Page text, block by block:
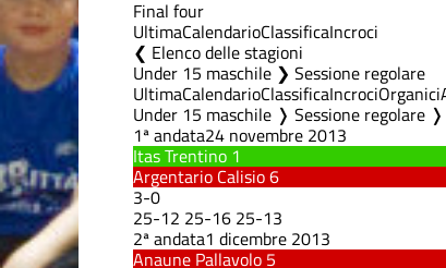
Final four
UltimaCalendarioClassificaIncroci
Elenco delle stagioni
Under 15 maschile ❯ Sessione regolare
UltimaCalendarioClassificaIncrociOrganici
Under 15 maschile ❭ Sessione regolare
1ª andata24 novembre 2013
Itas Trentino 1
Argentario Calisio6
3-0
25-12 25-16 25-13
2ª andata1 dicembre 2013
Anaune Pallavolo 5